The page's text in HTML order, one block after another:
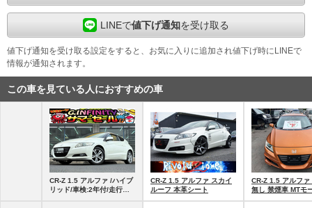
LINEで値下げ通知を受け取る
値下げ通知を受け取る設定をすると、お気に入りに追加され値下げ時にLINEで
情報が通知されます。
この車を見ている人におすすめの車
CR-Z 1.5 アルファ /ハイブ
リッド/車検:2年付/走行
CR-Z 1.5 アルファ スカイ
ルーフ 本革シート
CR-Z 1.5 アルファ
無し 禁煙車 MTモ